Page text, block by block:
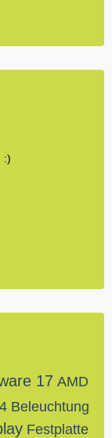
:)
17 AMD
Beleuchtung
Festplatte